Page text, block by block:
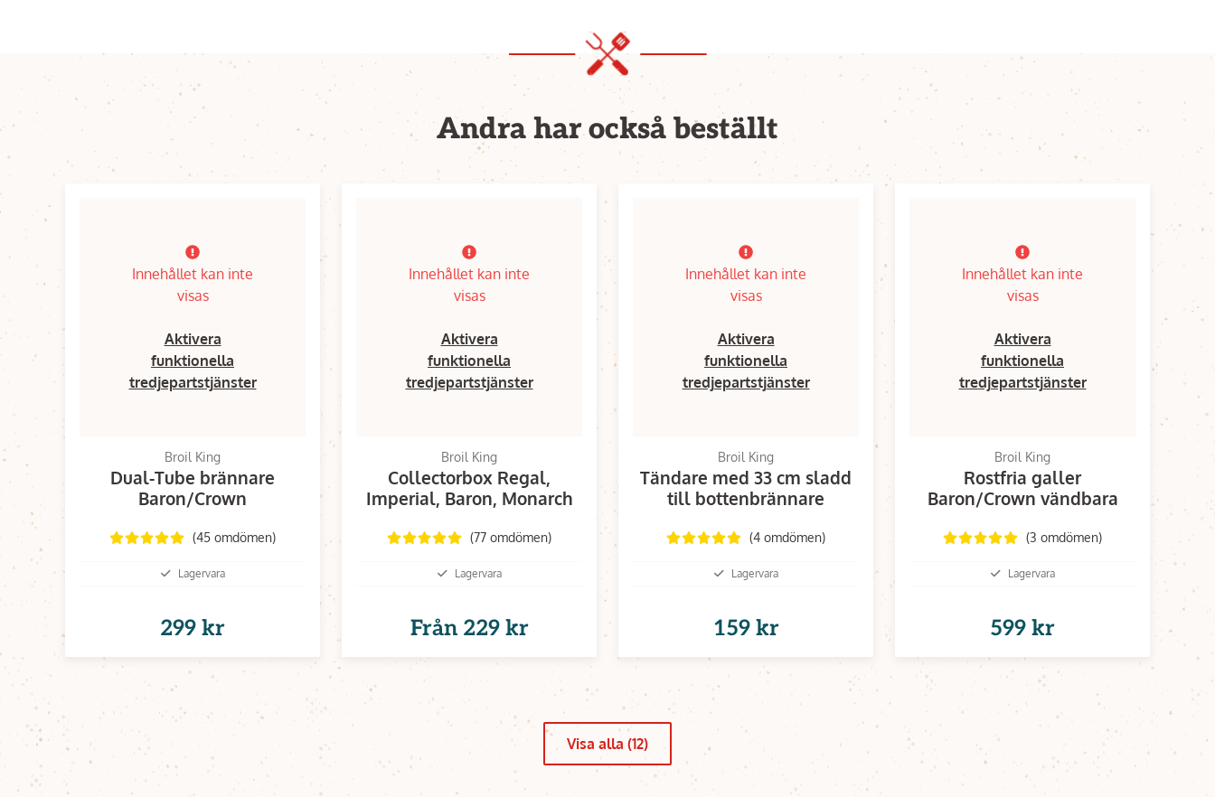
Andra har också beställt
Innehållet kan inte
visas
Aktivera
funktionella
tredjepartstjänster
Broil King
Dual-Tube brännare
Baron/Crown
(45 omdömen)
Lagervara
299 kr
Innehållet kan inte
visas
Aktivera
funktionella
tredjepartstjänster
Broil King
Collectorbox Regal,
Imperial, Baron, Monarch
(77 omdömen)
Lagervara
Från229 kr
Innehållet kan inte
visas
Aktivera
funktionella
tredjepartstjänster
Broil King
Tändare med 33 cm sladd
till bottenbrännare
(4 omdömen)
Lagervara
159 kr
Innehållet kan inte
visas
Aktivera
funktionella
tredjepartstjänster
Broil King
Rostfria galler
Baron/Crown vändbara
(3 omdömen)
Lagervara
599 kr
Visa alla (12)